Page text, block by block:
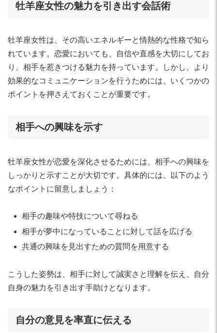
牡羊座女性の魅力を引き出す会話術
牡羊座女性は、その高いエネルギーと情熱的な性格で知ら
れています。恋愛においても、自信や直感を大切にしてお
り、相手を惹きつける魅力を持っています。しかし、より
効果的なコミュニケーションを行うためには、いくつかの
ポイントを押さえておくことが重要です。
相手への興味を示す
牡羊座女性が恋愛を深化させるためには、相手への興味を
しっかりと示すことが大切です。具体的には、以下のよう
なポイントに留意しましょう：
相手の趣味や特技について尋ねる
相手が夢中になっていることに対して話を広げる
共通の興味を見出すための質問を用意する
こうした姿勢は、相手に対して誠実さと理解を伝え、自分
自身の魅力を引き出す手助けとなります。
自分の意見を率直に伝える